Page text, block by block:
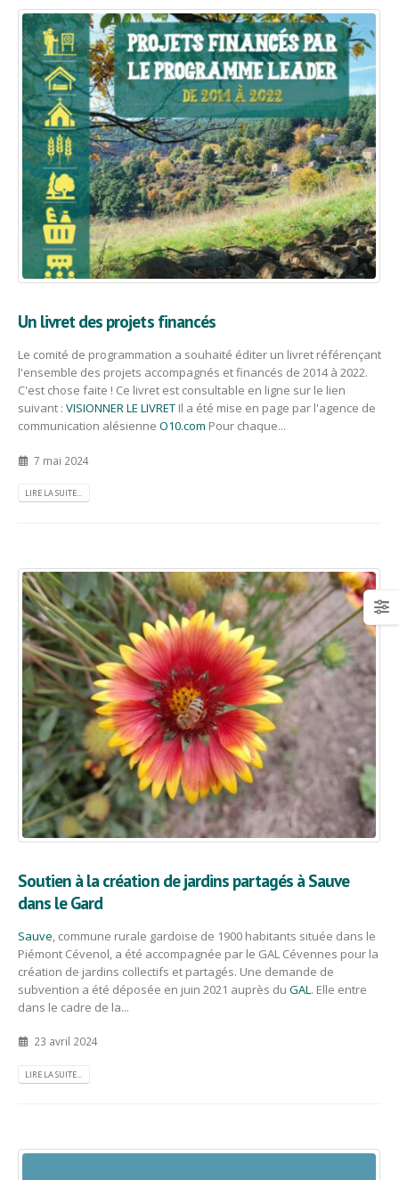
Un livret des projets financés
Le comité de programmation a souhaité éditer un livret référençant
l'ensemble des projets accompagnés et financés de 2014 à 2022.
C'est chose faite ! Ce livret est consultable en ligne sur le lien
suivant : VISIONNER LE LIVRET Il a été mise en page par l'agence de
communication alésienne O10.com Pour chaque...
7 mai 2024
LIRE LA SUITE...
Soutien à la création de jardins partagés à Sauve
dans le Gard
Sauve, commune rurale gardoise de 1900 habitants située dans le
Piémont Cévenol, a été accompagnée par le GAL Cévennes pour la
création de jardins collectifs et partagés. Une demande de
subvention a été déposée en juin 2021 auprès du GAL. Elle entre
dans le cadre de la...
23 avril 2024
LIRE LA SUITE...